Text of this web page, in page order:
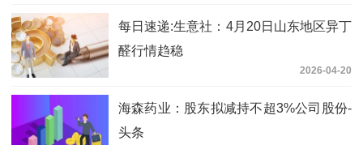
每日速递:生意社：4月20日山东地区异丁
醛行情趋稳
2026-04-20
海森药业：股东拟减持不超3%公司股份-
头条